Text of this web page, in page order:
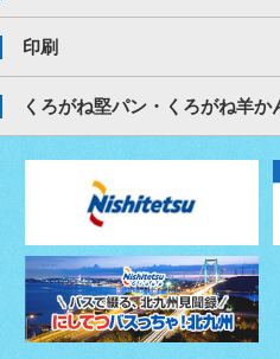
印刷
くろがね堅パン・くろがね羊か